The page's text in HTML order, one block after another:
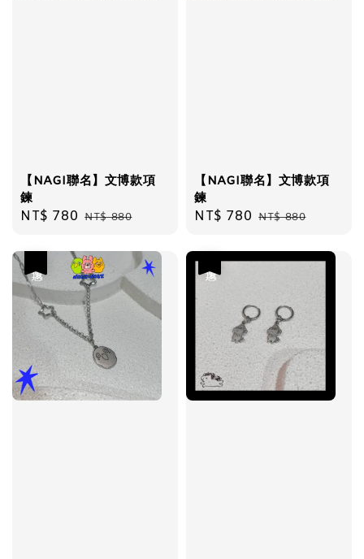
【NAGI聯名】文博款項
鍊
Sale
NT$ 780 Regular
NT$ 880
【NAGI聯名】文博款項
鍊
Sale
NT$ 780 Regular
NT$ 880